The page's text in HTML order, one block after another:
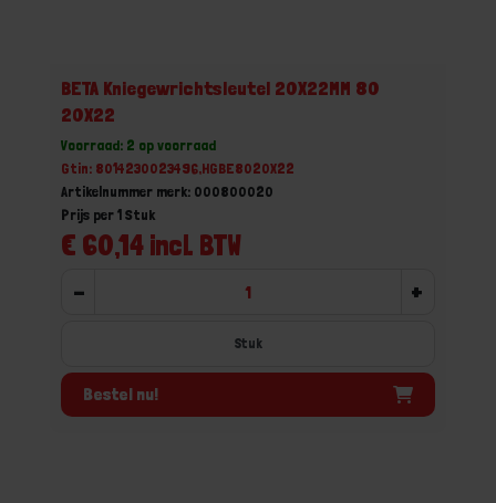
BETA Kniegewrichtsleutel 20X22MM 80
20X22
Voorraad: 2 op voorraad
Gtin: 8014230023496,HGBE8020X22
Artikelnummer merk: 000800020
€ 60,14 incl. BTW
Prijs per 1 Stuk
- +
Stuk
Bestel nu!